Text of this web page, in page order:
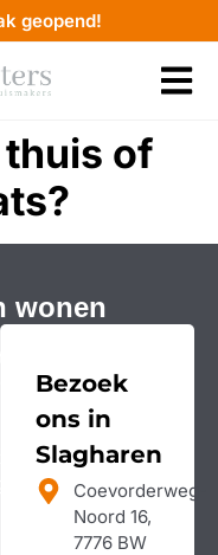
geopend!
of
wonen
Bezoek
ons in
Slagharen
Coevorderweg-
Noord 16,
7776 BW